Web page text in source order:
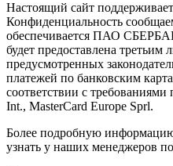
Настоящий сайт
Конфиденциальность
обеспечивается ПАО
будет предоставлена третьим
предусмотренных
платежей по банковским
соответствии с
Int., MasterCard Europe Sprl.
Более подробную
узнать у наших менеджеров